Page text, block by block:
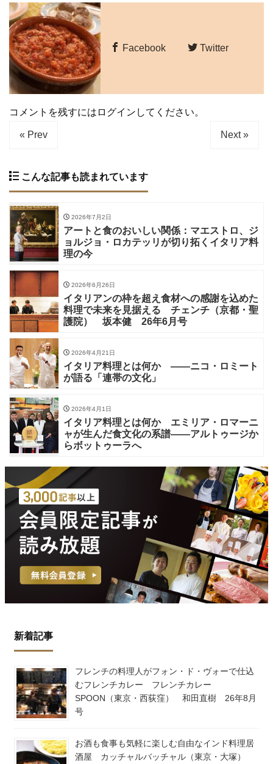
Facebook Twitter
コメントを残すにはログインしてください。
« Prev Next »
こんな記事も読まれています
2026年7月2日
アートと食のおいしい関係：マエストロ、ジ
ョルジョ・ロカテッリが切り拓くイタリア料
理の今
2026年6月26日
イタリアンの枠を超え食材への感謝を込めた
料理で未来を見据える チェンチ（京都・聖
護院） 坂本健 26年6月号
2026年4月21日
イタリア料理とは何か ——ニコ・ロミート
が語る「連帯の文化」
2026年4月1日
イタリア料理とは何か エミリア・ロマーニ
ャが生んだ食文化の系譜——アルトゥージか
らボットゥーラへ
新着記事
フレンチの料理人がフォン・ド・ヴォーで仕込
むフレンチカレー フレンチカレー
SPOON（東京・西荻窪） 和田直樹 26年8月
号
お酒も食事も気軽に楽しむ自由なインド料理居
酒屋 カッチャルバッチャル（東京・大塚）